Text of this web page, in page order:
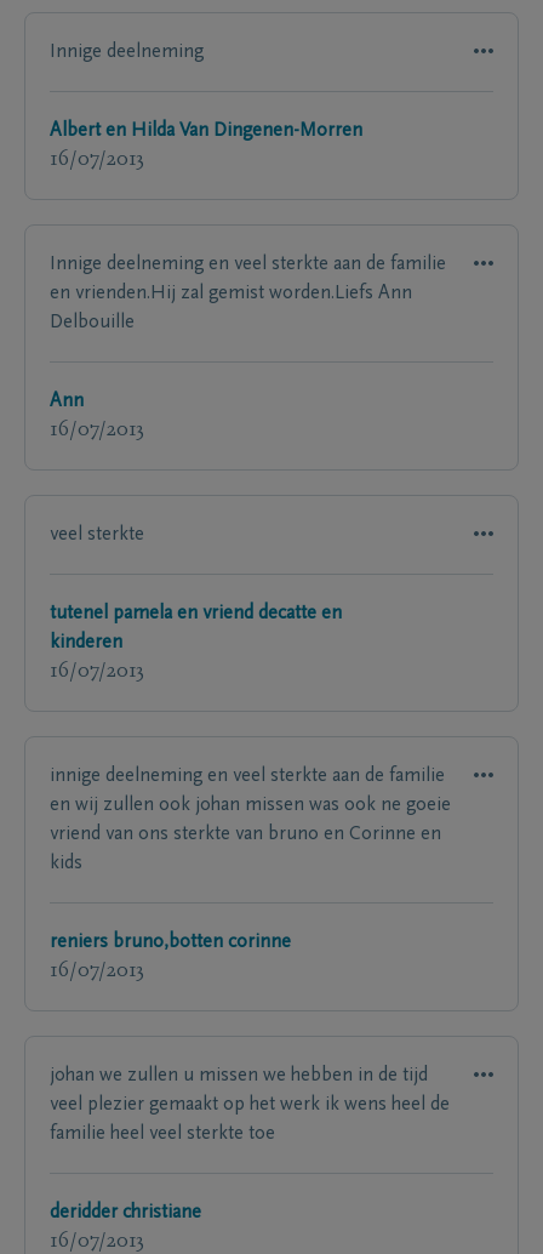
Innige deelneming
Albert en Hilda Van Dingenen-Morren
16/07/2013
Innige deelneming en veel sterkte aan de familie
en vrienden.Hij zal gemist worden.Liefs Ann
Delbouille
Ann
16/07/2013
veel sterkte
tutenel pamela en vriend decatte en
kinderen
16/07/2013
innige deelneming en veel sterkte aan de familie
en wij zullen ook johan missen was ook ne goeie
vriend van ons sterkte van bruno en Corinne en
kids
reniers bruno,botten corinne
16/07/2013
johan we zullen u missen we hebben in de tijd
veel plezier gemaakt op het werk ik wens heel de
familie heel veel sterkte toe
deridder christiane
16/07/2013